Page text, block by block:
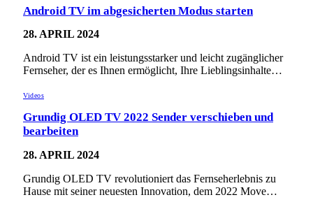
Android TV im abgesicherten Modus starten
28. APRIL 2024
Android TV ist ein leistungsstarker und leicht zugänglicher
Fernseher, der es Ihnen ermöglicht, Ihre Lieblingsinhalte…
Videos
Grundig OLED TV 2022 Sender verschieben und
bearbeiten
28. APRIL 2024
Grundig OLED TV revolutioniert das Fernseherlebnis zu
Hause mit seiner neuesten Innovation, dem 2022 Move…